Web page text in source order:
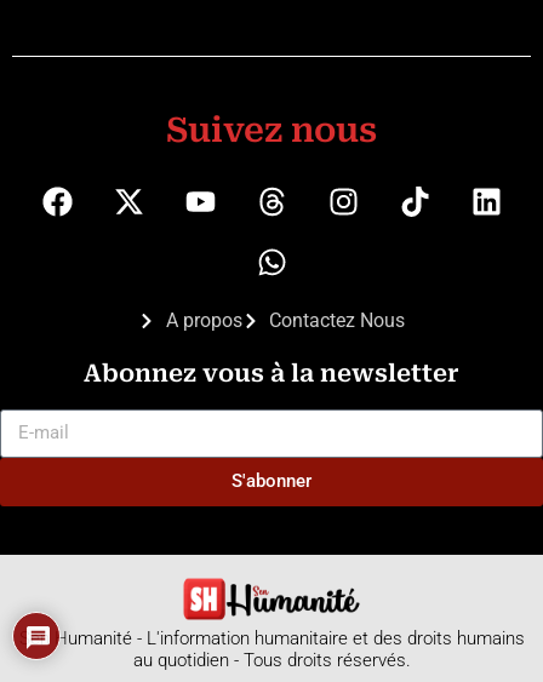
Suivez nous
A propos Contactez Nous
Abonnez vous à la newsletter
S'abonner
Sen Humanité - L'information humanitaire et des droits humains
au quotidien - Tous droits réservés.